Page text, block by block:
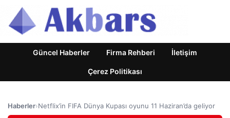
Güncel Haberler Firma Rehberi İletişim
Çerez Politikası
Haberler›Netflix’in FIFA Dünya Kupası oyunu 11 Haziran’da geliyor